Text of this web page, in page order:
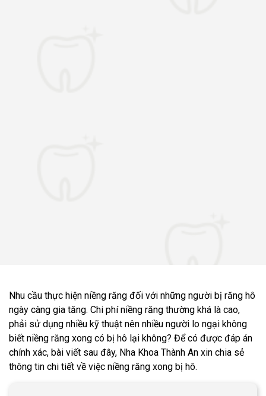
Nhu cầu thực hiện niềng răng đối với những người bị răng hô
ngày càng gia tăng. Chi phí niềng răng thường khá là cao,
phải sử dụng nhiều kỹ thuật nên nhiều người lo ngại không
biết niềng răng xong có bị hô lại không? Để có được đáp án
chính xác, bài viết sau đây, Nha Khoa Thành An xin chia sẻ
thông tin chi tiết về việc niềng răng xong bị hô.